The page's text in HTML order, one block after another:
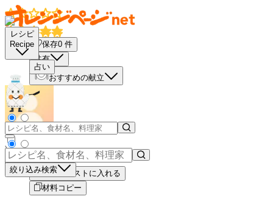
レシピ
Recipe
占い
絞り込み検索
保存0 件
共有
おすすめの献立
－
＋
買い物リストに入れる
材料コピー